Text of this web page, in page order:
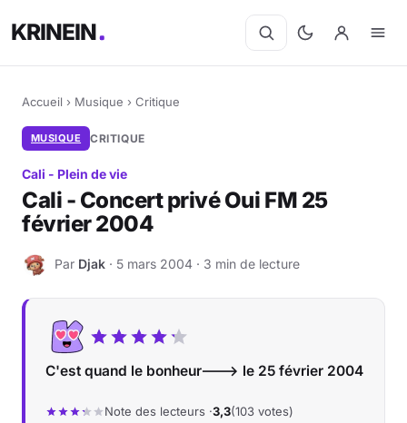
KRINEIN
Accueil › Musique › Critique
MUSIQUE CRITIQUE
Cali - Plein de vie
Cali - Concert privé Oui FM 25
février 2004
D Par Djak · 5 mars 2004 · 3 min de lecture
C'est quand le bonheur---> le 25 février 2004
Note des lecteurs ·3,3(103 votes)